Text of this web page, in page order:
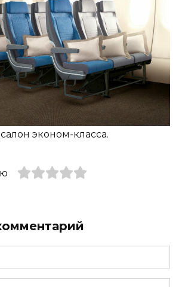
эконом-класса.